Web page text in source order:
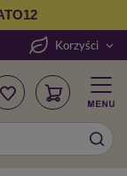
Korzyści